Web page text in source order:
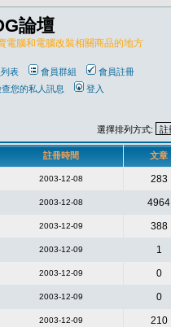
論壇
電腦和電腦改裝相關商品的地方
表 會員群組
會員註冊
您的私人訊息 登入
選擇排列方式:
註冊時間 文章
2003-12-08 283
2003-12-08 4964
2003-12-09 388
2003-12-09 1
2003-12-09 0
2003-12-09 0
2003-12-09 210